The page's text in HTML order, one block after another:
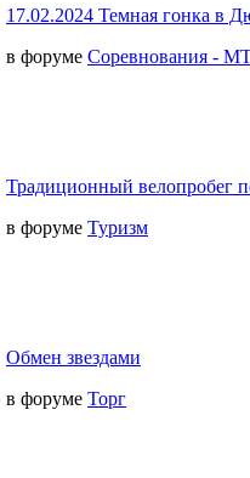
17.02.2024 Темная гонка в
в форуме Соревнования -
Традиционный велопробег
в форуме Туризм
Обмен звездами
в форуме Торг